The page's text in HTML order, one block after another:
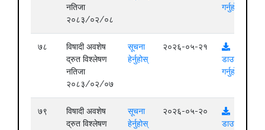
नतिजा
२०८३/०२/०८
गर्नुहोस्
७८
विषादी अवशेष
द्रुत विश्लेषण
नतिजा
२०८३/०२/०७
सूचना
हेर्नुहोस्
२०२६-०५-२१
डाउनलोड
गर्नुहोस्
७९
विषादी अवशेष
द्रुत विश्लेषण
सूचना
हेर्नुहोस्
२०२६-०५-२०
डाउनलोड